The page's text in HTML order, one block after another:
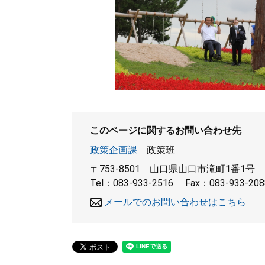
このページに関するお問い合わせ先
政策企画課
政策班
〒753-8501
山口県山口市滝町1番1号
Tel：083-933-2516
Fax：083-933-
メールでのお問い合わせはこちら